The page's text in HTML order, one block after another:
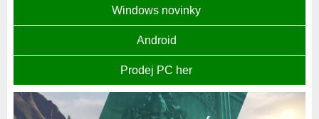
Windows novinky
Android
Prodej PC her